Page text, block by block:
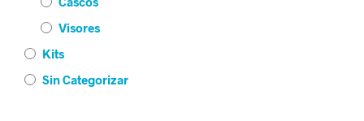
Visores
Kits
Sin Categorizar